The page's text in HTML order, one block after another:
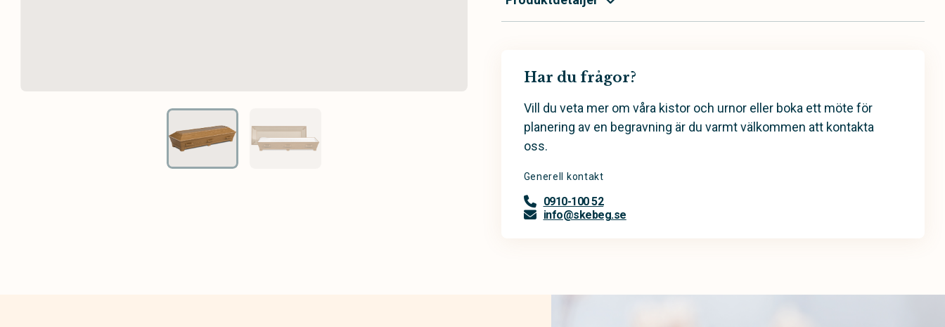
Har du frågor?
Vill du veta mer om våra kistor och urnor eller boka ett möte för
planering av en begravning är du varmt välkommen att kontakta
oss.
Generell kontakt
0910-100 52
info@skebeg.se